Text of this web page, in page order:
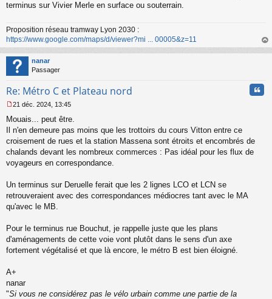
terminus sur Vivier Merle en surface ou souterrain.
Proposition réseau tramway Lyon 2030 :
https://www.google.com/maps/d/viewer?mi ... 00005&z=11
au
nanar
Passager
Re: Métro C et Plateau nord
e
s
s
g
e
o
n
u
21 déc. 2024, 13:45
Mouais... peut être.
Il n'en demeure pas moins que les trottoirs du cours Vitton entre ce
croisement de rues et la station Massena sont étroits et encombrés de
chalands devant les nombreux commerces : Pas idéal pour les flux de
voyageurs en correspondance.
Un terminus sur Deruelle ferait que les 2 lignes LCO et LCN se
retrouveraient avec des correspondances médiocres tant avec le MA
qu'avec le MB.
Pour le terminus rue Bouchut, je rappelle juste que les plans
d'aménagements de cette voie vont plutôt dans le sens d'un axe
fortement végétalisé et que là encore, le métro B est bien éloigné.
A+
nanar
"Si vous ne considérez pas le vélo urbain comme une partie de la